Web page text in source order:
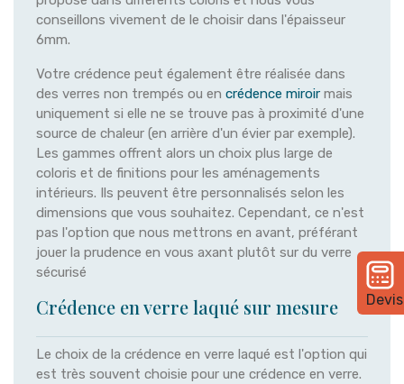
Devis
conseillons vivement de le choisir dans l'épaisseur
6mm.
Votre crédence peut également être réalisée dans
des verres non trempés ou en crédence miroir mais
uniquement si elle ne se trouve pas à proximité d'une
source de chaleur (en arrière d'un évier par exemple).
Les gammes offrent alors un choix plus large de
coloris et de finitions pour les aménagements
intérieurs. Ils peuvent être personnalisés selon les
dimensions que vous souhaitez. Cependant, ce n'est
pas l'option que nous mettrons en avant, préférant
jouer la prudence en vous axant plutôt sur du verre
sécurisé
Crédence en verre laqué sur mesure
Le choix de la crédence en verre laqué est l'option qui
est très souvent choisie pour une crédence en verre.